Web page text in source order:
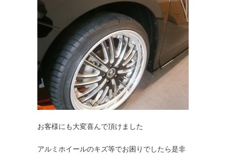
お客様にも大変喜んで頂けました
アルミホイールのキズ等でお困りでしたら是非